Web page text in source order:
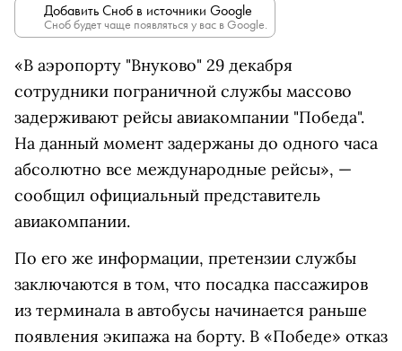
Добавить Сноб в источники Google
Сноб будет чаще появляться у вас в Google.
«В аэропорту "Внуково" 29 декабря
сотрудники пограничной службы массово
задерживают рейсы авиакомпании "Победа".
На данный момент задержаны до одного часа
абсолютно все международные рейсы», —
сообщил официальный представитель
авиакомпании.
По его же информации, претензии службы
заключаются в том, что посадка пассажиров
из терминала в автобусы начинается раньше
появления экипажа на борту. В «Победе» отказ